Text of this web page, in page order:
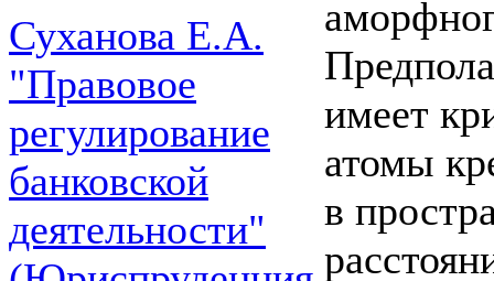
Суханова Е.А.
"Правовое
регулирование
банковской
деятельности"
имеет
атомы
в